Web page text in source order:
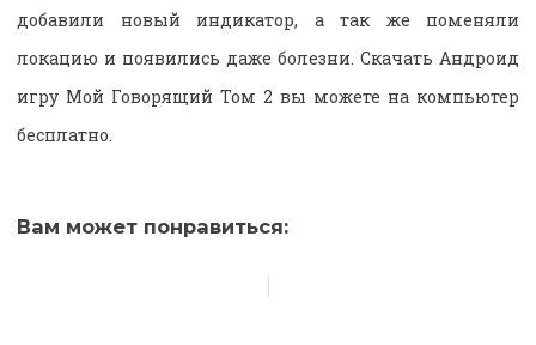
добавили новый индикатор, а так же поменяли
локацию и появились даже болезни. Скачать Андроид
игру Мой Говорящий Том 2 вы можете на компьютер
бесплатно.
Вам может понравиться: